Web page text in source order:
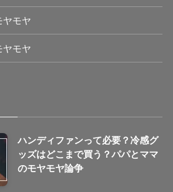
ヤモヤ
ヤモヤ
ハンディファンって必要？冷感グ
ッズはどこまで買う？パパとママ
のモヤモヤ論争